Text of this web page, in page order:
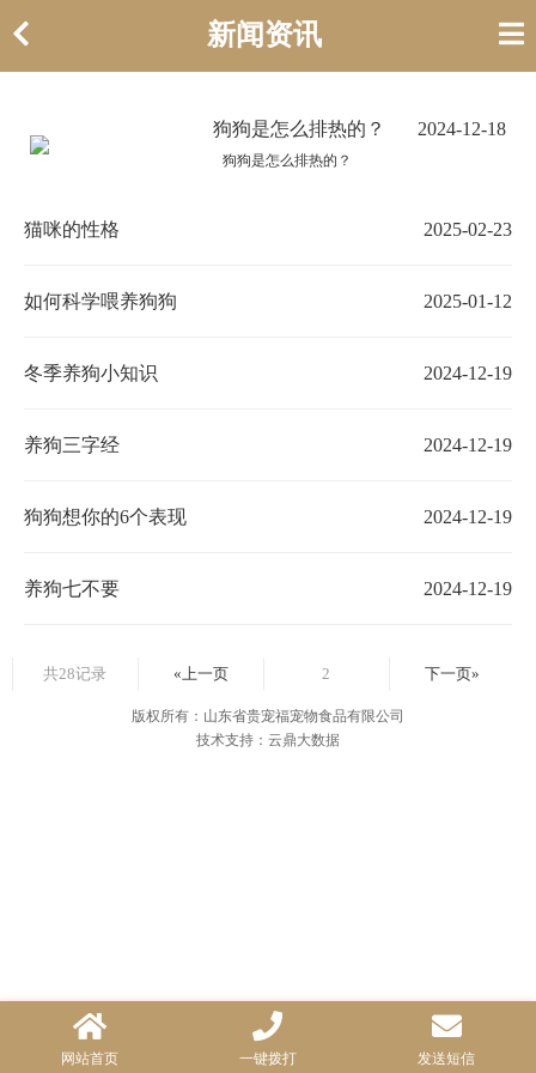
新闻资讯
狗狗是怎么排热的？ 2024-12-18
狗狗是怎么排热的？
猫咪的性格 2025-02-23
如何科学喂养狗狗 2025-01-12
冬季养狗小知识 2024-12-19
养狗三字经 2024-12-19
狗狗想你的6个表现 2024-12-19
养狗七不要 2024-12-19
共28记录 «上一页 2 下一页»
版权所有：山东省贵宠福宠物食品有限公司
技术支持：云鼎大数据
网站首页 一键拨打 发送短信